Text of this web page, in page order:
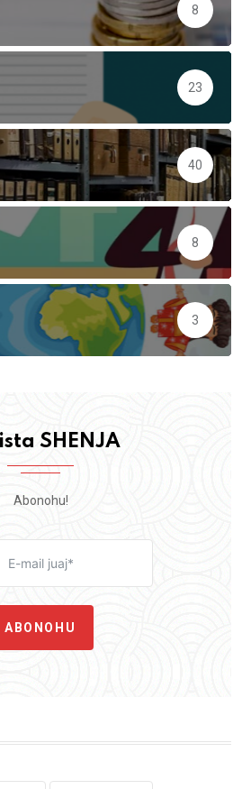
8
23
40
8
3
SHENJA
Abonohu!
ABONOHU